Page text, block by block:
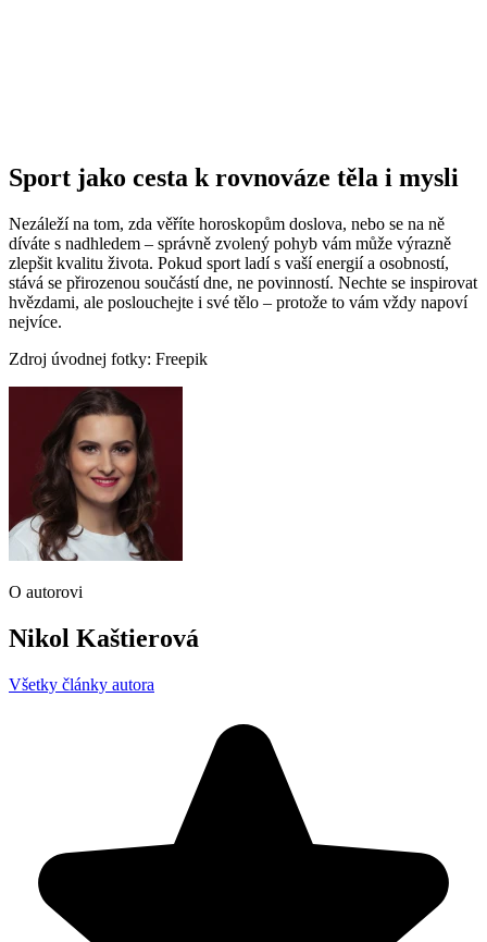
Sport jako cesta k rovnováze těla i mysli
Nezáleží na tom, zda věříte horoskopům doslova, nebo se na ně
díváte s nadhledem – správně zvolený pohyb vám může výrazně
zlepšit kvalitu života. Pokud sport ladí s vaší energií a osobností,
stává se přirozenou součástí dne, ne povinností. Nechte se inspirovat
hvězdami, ale poslouchejte i své tělo – protože to vám vždy napoví
nejvíce.
Zdroj úvodnej fotky: Freepik
O autorovi
Nikol Kaštierová
Všetky články autora